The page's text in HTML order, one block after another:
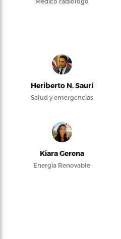
Heriberto N. Saurí
Salud y emergencias
Kiara Gerena
Energía Renovable